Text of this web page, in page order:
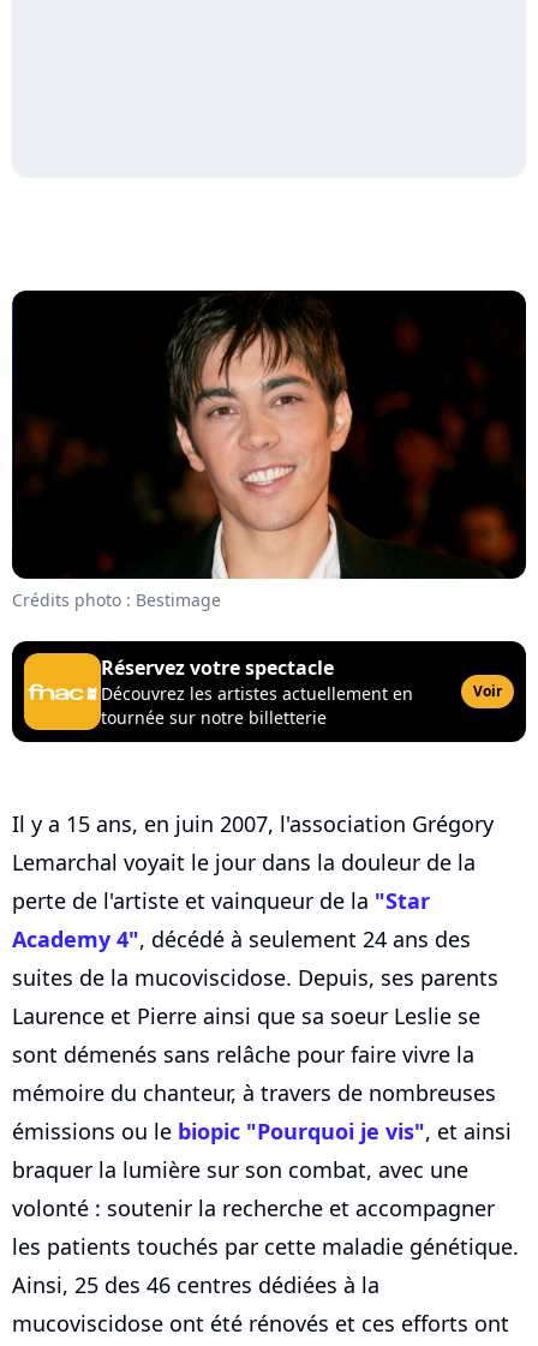
Crédits photo : Bestimage
Réservez votre spectacle
Découvrez les artistes actuellement en
tournée sur notre billetterie
Voir
Il y a 15 ans, en juin 2007, l'association Grégory
Lemarchal voyait le jour dans la douleur de la
perte de l'artiste et vainqueur de la "Star
Academy 4", décédé à seulement 24 ans des
suites de la mucoviscidose. Depuis, ses parents
Laurence et Pierre ainsi que sa soeur Leslie se
sont démenés sans relâche pour faire vivre la
mémoire du chanteur, à travers de nombreuses
émissions ou le biopic "Pourquoi je vis", et ainsi
braquer la lumière sur son combat, avec une
volonté : soutenir la recherche et accompagner
les patients touchés par cette maladie génétique.
Ainsi, 25 des 46 centres dédiées à la
mucoviscidose ont été rénovés et ces efforts ont